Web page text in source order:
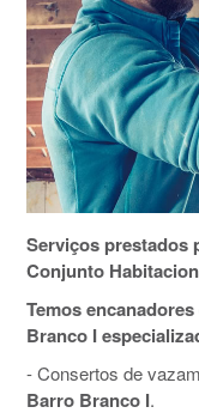
Serviços prestados
Conjunto
Temos
Branco I
- Consertos de
Barro Branco I.